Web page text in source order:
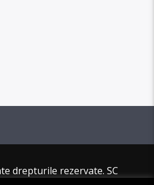
drepturile rezervate. SC